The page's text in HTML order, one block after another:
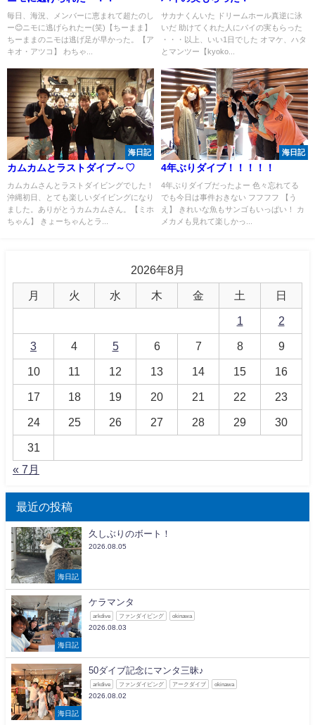
毎日、海況、メンバーに恵まれて超たのし
ー😊ニモに逃げられたー(笑)【ちーまま】
ちーままのニモは逃げ足が早かった。【ア
キオ・アツコ】 わちゃ...
サカナくんいた ドリームホール真逆に泳
いだ 助けてくれた人にパイの実もらった
・・・以上、いい1日でした オマケ、ハタ
とマンツー【kyoko...
海日記
カムカムとラストダイブ～♡
カムカムさんとラストダイビングでした！
沖縄初日、とても楽しいダイビングになり
ました。ありがとうカムカムさん。【ミホ
ちゃん】 きょーちゃんとラ...
海日記
4年ぶりダイブ！！！！！
4年ぶりダイブだったよー 色々忘れてる
でも今日は事件おきない フフフフ 【う
え】 きれいな魚もサンゴもいっぱい！ カ
メカメも見れて楽しかっ...
2026年8月
月 火 水 木 金 土 日
1 2
3 4 5 6 7 8 9
10 11 12 13 14 15 16
17 18 19 20 21 22 23
24 25 26 27 28 29 30
31
« 7月
最近の投稿
海日記
久しぶりのボート！
2026.08.05
海日記
ケラマンタ
arkdive ファンダイビング okinawa
2026.08.03
海日記
50ダイブ記念にマンタ三昧♪
arkdive ファンダイビング アークダイブ okinawa
2026.08.02